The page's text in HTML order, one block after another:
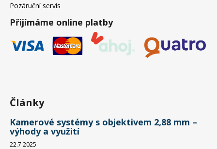
Pozáruční servis
Přijímáme online platby
Články
Kamerové systémy s objektivem 2,88 mm –
výhody a využití
22.7.2025